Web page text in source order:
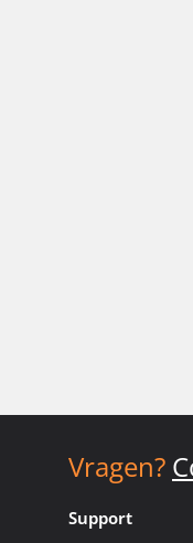
Vragen?
Support